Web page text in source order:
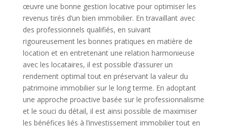
œuvre une bonne gestion locative pour optimiser les
revenus tirés d’un bien immobilier. En travaillant avec
des professionnels qualifiés, en suivant
rigoureusement les bonnes pratiques en matière de
location et en entretenant une relation harmonieuse
avec les locataires, il est possible d’assurer un
rendement optimal tout en préservant la valeur du
patrimoine immobilier sur le long terme. En adoptant
une approche proactive basée sur le professionnalisme
et le souci du détail, il est ainsi possible de maximiser
les bénéfices liés à l’investissement immobilier tout en